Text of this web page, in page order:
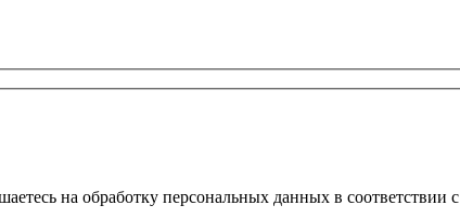
на обработку персональных данных в соответствии с